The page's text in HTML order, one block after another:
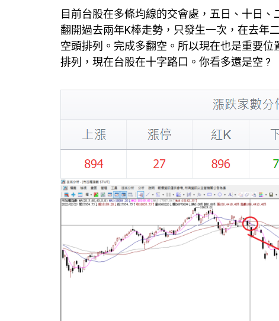
目前台股在多條均線的交會處，五日、十日
翻開過去兩年K棒走勢，只發生一次，在去年
空頭排列。完成多翻空。所以現在也是重要
排列，現在台股在十字路口。你看多還是空 ?